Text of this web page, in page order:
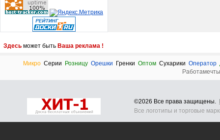
Здесь может быть Ваша реклама !
Микро Серии Розницу Орешки Гренки Оптом Сухарики Оператор
Работамечты
©2026 Все права защищены.
Все логотипы и торговые